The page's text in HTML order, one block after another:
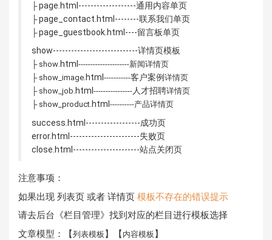
├page.html-------------------通用内容单页
├page_contact.html--------联系我们单页
├page_guestbook.html----留言板单页
show----------------------------详情页模板
├ show .html ---------------------新闻详情页
├ show_image .html -----------客户案例 详情页
├ show_job .html ---------------- 人才招聘详情页
├ show_product .html ----------产品详情页
success.html------------------成功页
error.html-----------------------失败页
close.html----------------------站点关闭页
注意事项：
如果出现 列表页 或者 详情页 模板不存在的错误提示
请去后台《栏目管理》找到对应的栏目进行模板选择
文章模型：【列表模板 】【 内容模板 】